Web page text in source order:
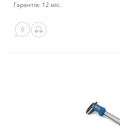
Гарантія: 12 міс.
0